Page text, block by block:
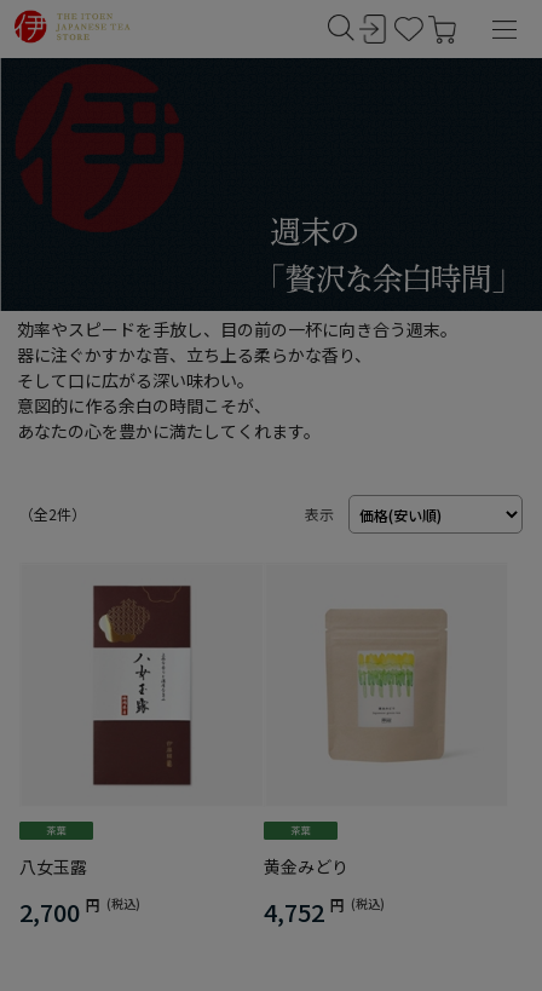
効率やスピードを手放し、目の前の一杯に向き合う週末。
器に注ぐかすかな音、立ち上る柔らかな香り、
そして口に広がる深い味わい。
意図的に作る余白の時間こそが、
あなたの心を豊かに満たしてくれます。
表示
（ 2件）
八女玉露
2,700 円 (税込)
黄金みどり
4,752 円 (税込)